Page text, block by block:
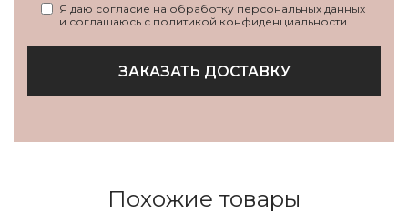
Я даю согласие на обработку персональных данных
и соглашаюсь с политикой конфиденциальности
ЗАКАЗАТЬ ДОСТАВКУ
Похожие товары